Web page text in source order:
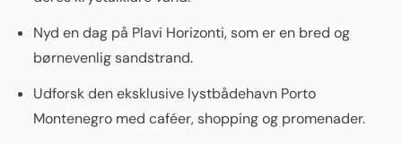
Nyd en dag på Plavi Horizonti, som er en bred og
børnevenlig sandstrand.
Udforsk den eksklusive lystbådehavn Porto
Montenegro med caféer, shopping og promenader.